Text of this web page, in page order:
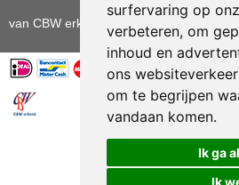
surfervaring op
verbeteren, om
inhoud en
ons
om te begrijpen
vandaan komen.
Ik ga
Ik
van CBW erkende woonwinkels